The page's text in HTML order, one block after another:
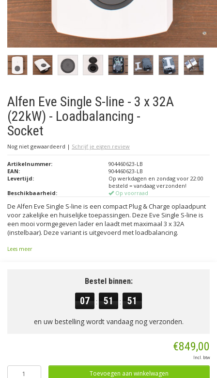
Alfen Eve Single S-line - 3 x 32A
(22kW) - Loadbalancing -
Socket
Nog niet gewaardeerd | Schrijf je eigen review
Artikelnummer:
904460623-LB
EAN:
904460623-LB
Levertijd:
Op werkdagen en zondag voor 22:00
besteld = vandaag verzonden!
Beschikbaarheid:
Op voorraad
De Alfen Eve Single S-line is een compact Plug & Charge oplaadpunt
voor zakelijke en huiselijke toepassingen. Deze Eve Single S-line is
een mooi vormgegeven lader en laadt met maximaal 3 x 32A
(instelbaar). Deze variant is uitgevoerd met loadbalancing.
Lees meer
Bestel binnen:
07 : 51 : 50
en uw bestelling wordt vandaag nog verzonden.
€849,00
Incl. btw
Toevoegen aan winkelwagen